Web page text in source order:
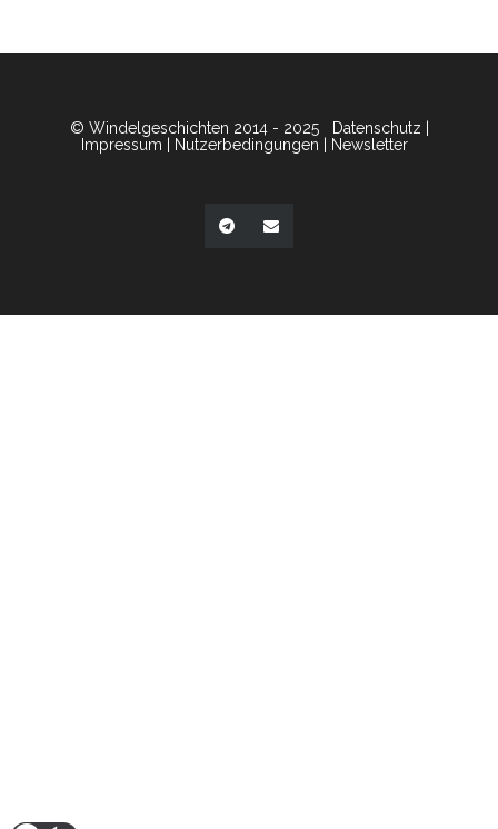
© Windelgeschichten 2014 - 2025 Datenschutz
Impressum
Nutzerbedingungen Newsletter